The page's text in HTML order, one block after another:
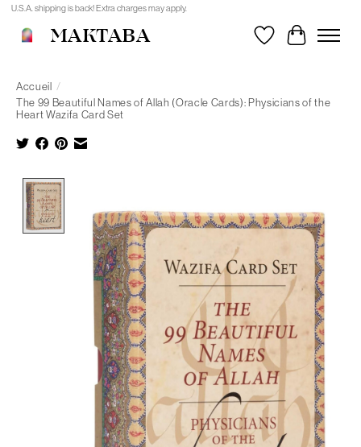
U.S.A. shipping is back! Extra charges may apply.
MAKTABA Liste de souhaits
Panier
Accueil /
The 99 Beautiful Names of Allah (Oracle Cards): Physicians of the
Heart Wazifa Card Set